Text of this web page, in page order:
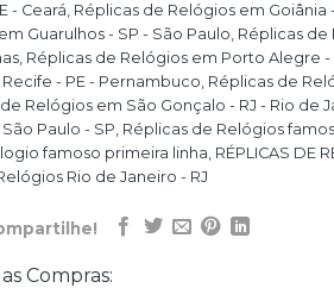
- Ceará, Réplicas de Relógios em Goiânia
Guarulhos - SP - São Paulo, Réplicas de
, Réplicas de Relógios em Porto Alegre -
- PE - Pernambuco, Réplicas de
Relógios em São Gonçalo - RJ - Rio de
Paulo - SP, Réplicas de Relógios
famoso primeira linha, RÉPLICAS DE
Rio de Janeiro - RJ
Compras: